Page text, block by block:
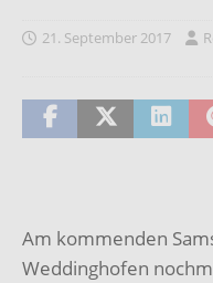
21. September 2017
Am kommenden
Weddinghofen